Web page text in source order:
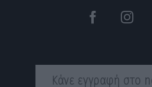
Κάνε εγγραφή στο